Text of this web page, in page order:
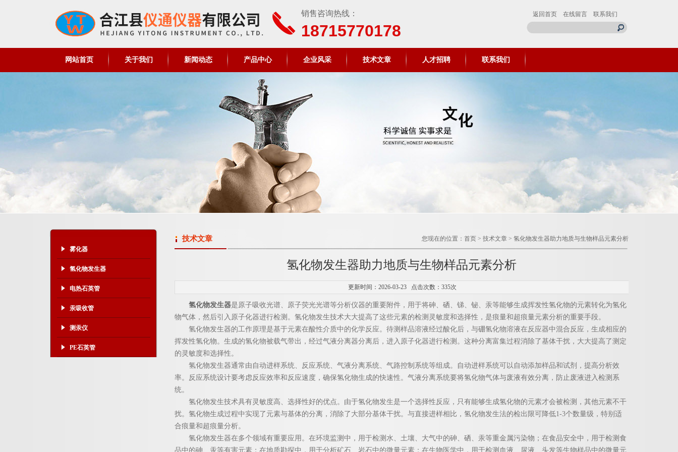
销售咨询热线：
18715770178
返回首页 在线留言 联系我们
网站首页 关于我们 新闻动态 产品中心 企业风采 技术文章 人才招聘 联系我们
雾化器
氢化物发生器
电热石英管
汞吸收管
测汞仪
PE石英管
技术文章 您现在的位置： 首页 > 技术文章 > 氢化物发生器助力地质与生物样品元素分析
氢化物发生器助力地质与生物样品元素分析
更新时间：2026-03-23 点击次数：335次
氢化物发生器是原子吸收光谱、原子荧光光谱等分析仪器的重要附件，用于将砷、硒、锑、铋、汞等能够生成挥发性氢化物的元素转化为氢化
物气体，然后引入原子化器进行检测。氢化物发生技术大大提高了这些元素的检测灵敏度和选择性，是痕量和超痕量元素分析的重要手段。
氢化物发生器的工作原理是基于元素在酸性介质中的化学反应。待测样品溶液经过酸化后，与硼氢化物溶液在反应器中混合反应，生成相应的
挥发性氢化物。生成的氢化物被载气带出，经过气液分离器分离后，进入原子化器进行检测。这种分离富集过程消除了基体干扰，大大提高了测定
的灵敏度和选择性。
氢化物发生器通常由自动进样系统、反应系统、气液分离系统、气路控制系统等组成。自动进样系统可以自动添加样品和试剂，提高分析效
率。反应系统设计要考虑反应效率和反应速度，确保氢化物生成的快速性。气液分离系统要将氢化物气体与废液有效分离，防止废液进入检测系
统。
氢化物发生技术具有灵敏度高、选择性好的优点。由于氢化物发生是一个选择性反应，只有能够生成氢化物的元素才会被检测，其他元素不干
扰。氢化物生成过程中实现了元素与基体的分离，消除了大部分基体干扰。与直接进样相比，氢化物发生法的检出限可降低1-3个数量级，特别适
合痕量和超痕量分析。
氢化物发生器在多个领域有重要应用。在环境监测中，用于检测水、土壤、大气中的砷、硒、汞等重金属污染物；在食品安全中，用于检测食
品中的砷、汞等有害元素；在地质勘探中，用于分析矿石、岩石中的微量元素；在生物医学中，用于检测血液、尿液、头发等生物样品中的微量元